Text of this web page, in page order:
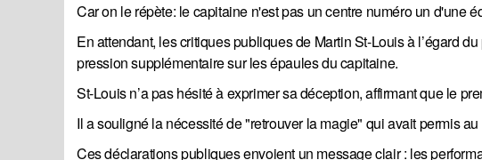
Car on le répète: le capitaine n'est pas un centre numéro un d'une
En attendant, les critiques publiques de Martin St-Louis à l’égard
pression supplémentaire sur les épaules du capitaine.
St-Louis n’a pas hésité à exprimer sa déception, affirmant que le
Il a souligné la nécessité de "retrouver la magie" qui avait permis
Ces déclarations publiques envoient un message clair : les